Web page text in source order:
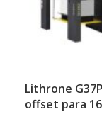
Lithrone
offset para